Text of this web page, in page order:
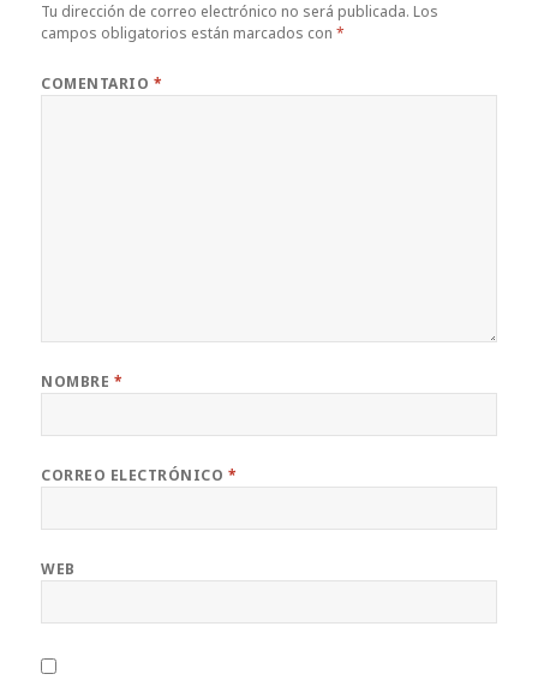
Tu dirección de correo electrónico no será publicada. Los
campos obligatorios están marcados con*
COMENTARIO *
NOMBRE *
CORREO ELECTRÓNICO *
WEB